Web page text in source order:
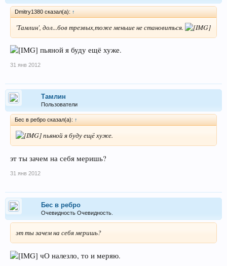
Dmitry1380 сказал(а): ↑
'Тамлин', дол...бов трезвых,тоже меньше не становиться.
пьяной я буду ещё хуже.
31 янв 2012
Тамлин
Пользователи
Бес в ребро сказал(а): ↑
пьяной я буду ещё хуже.
эт ты зачем на себя меришь?
31 янв 2012
Бес в ребро
Очевидность Очевидность.
эт ты зачем на себя меришь?
чО налезло, то и меряю.